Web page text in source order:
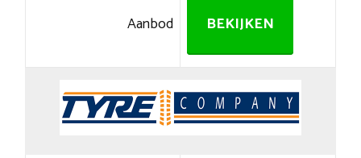
Aanbod BEKIJKEN